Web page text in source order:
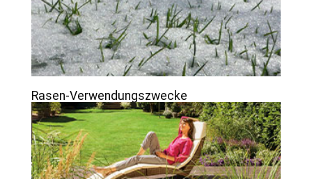
Rasen-Verwendungszwecke